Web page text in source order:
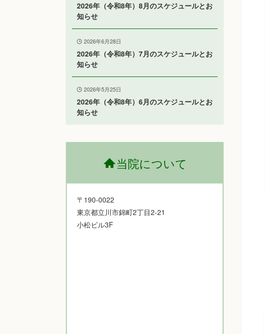
2026年（令和8年）8月のスケジュールとお
知らせ
2026年6月28日
2026年（令和8年）7月のスケジュールとお
知らせ
2026年5月25日
2026年（令和8年）6月のスケジュールとお
知らせ
当院について
〒190-0022
東京都立川市錦町2丁目2-21
小松ビル3F